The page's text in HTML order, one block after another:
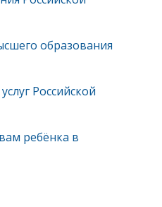
образования
Российской
ребёнка в